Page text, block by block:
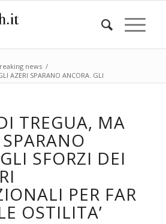
news /
AZERI SPARANO ANCORA. GLI
TREGUA, MA
SFORZI DEI
PER FAR
OSTILITA’